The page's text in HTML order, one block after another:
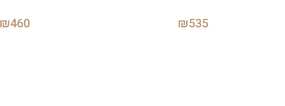
₪535
₪460